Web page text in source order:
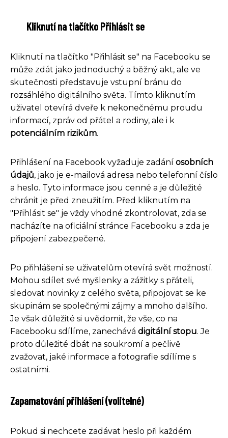
Kliknutí na tlačítko Přihlásit se
Kliknutí na tlačítko "Přihlásit se" na Facebooku se
může zdát jako jednoduchý a běžný akt, ale ve
skutečnosti představuje vstupní bránu do
rozsáhlého digitálního světa. Tímto kliknutím
uživatel otevírá dveře k nekonečnému proudu
informací, zpráv od přátel a rodiny, ale i k
potenciálním rizikům.
Přihlášení na Facebook vyžaduje zadání osobních
údajů, jako je e-mailová adresa nebo telefonní číslo
a heslo. Tyto informace jsou cenné a je důležité
chránit je před zneužitím. Před kliknutím na
"Přihlásit se" je vždy vhodné zkontrolovat, zda se
nacházíte na oficiální stránce Facebooku a zda je
připojení zabezpečené.
Po přihlášení se uživatelům otevírá svět možností.
Mohou sdílet své myšlenky a zážitky s přáteli,
sledovat novinky z celého světa, připojovat se ke
skupinám se společnými zájmy a mnoho dalšího.
Je však důležité si uvědomit, že vše, co na
Facebooku sdílíme, zanechává digitální stopu. Je
proto důležité dbát na soukromí a pečlivě
zvažovat, jaké informace a fotografie sdílíme s
ostatními.
Zapamatování přihlášení (volitelné)
Pokud si nechcete zadávat heslo při každém